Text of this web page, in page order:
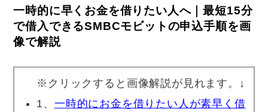
一時的に早くお金を借りたい人へ｜最短15分
で借入できるSMBCモビットの申込手順を画
像で解説
※クリックすると画像解説が見れます。↓
1、 一時的にお金を借りたい人が素早く借